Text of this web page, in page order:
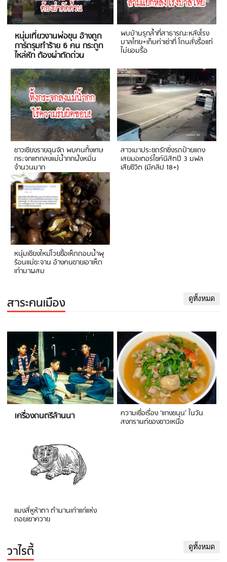
หนุ่มเที่ยวงานพ่อขุน อ้างถูก
การ์ดรุมทำร้าย 6 คน กระดูก
ไหล่หัก ต้องผ่าตัดด่วน
พบบ้านรุกล้ำที่สาธารณะหลังโรง
บาลไทย+เก็บค่าเช่าที่ โดนสั่งรื้อแต่
ไม่ยอมรื้อ
ชาวเชียงรายฉุนจัด พบคนทิ้งเศษ
กระจกแตกลงแม่น้ำกกฝั่งหมิ่น
จำนวนมาก
สาวเมาประชดรักซิ่งรถป้ายแดง
เสยมอเตอร์ไซค์นิสิตปี 3 มฟล
เสียชีวิต (มีคลิป 18+)
หนุ่มเชียงใหม่โวยซื้อเห็ดถอบน้ำพุ
ร้อนแม่ขะจาน อ้างคนขายเอาเห็ด
เก่ามาผสม
สาระคนเมือง ดูทั้งหมด
เครื่องดนตรีล้านนา ความเชื่อเรื่อง ‘แกงขนุน’ ในวัน
สงกรานต์ของชาวเหนือ
แมงสี่หูห้าตา ตำนานเก่าแก่แห่ง
ดอยเขาควาย
วาไรตี้ ดูทั้งหมด